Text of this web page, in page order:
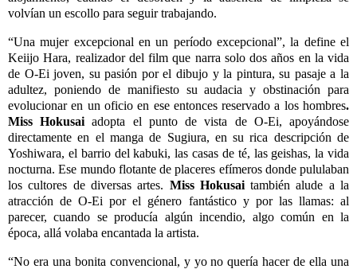
volvían un escollo para seguir trabajando.
“Una mujer excepcional en un período excepcional”, la define el
Keiijo Hara, realizador del film que narra solo dos años en la vida
de O-Ei joven, su pasión por el dibujo y la pintura, su pasaje a la
adultez, poniendo de manifiesto su audacia y obstinación para
evolucionar en un oficio en ese entonces reservado a los hombres.
Miss Hokusaiadopta el punto de vista de O-Ei, apoyándose
directamente en el manga de Sugiura, en su rica descripción de
Yoshiwara, el barrio del kabuki, las casas de té, las geishas, la vida
nocturna. Ese mundo flotante de placeres efímeros donde pululaban
los cultores de diversas artes. Miss Hokusaitambién alude a la
atracción de O-Ei por el género fantástico y por las llamas: al
parecer, cuando se producía algún incendio, algo común en la
época, allá volaba encantada la artista.
“No era una bonita convencional, y yo no quería hacer de ella una